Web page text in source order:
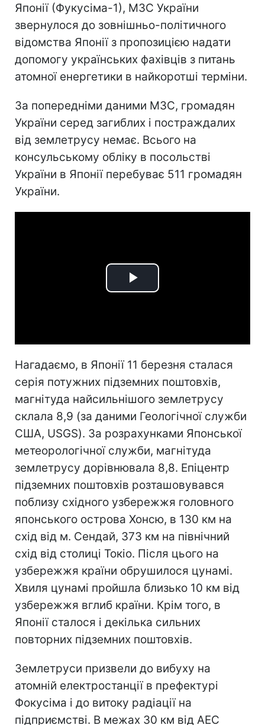
Японії (Фукусіма-1), МЗС України
звернулося до зовнішньо-політичного
відомства Японії з пропозицією надати
допомогу українських фахівців з питань
атомної енергетики в найкоротші терміни.
За попередніми даними МЗС, громадян
України серед загиблих і постраждалих
від землетрусу немає. Всього на
консульському обліку в посольстві
України в Японії перебуває 511 громадян
України.
Play
Нагадаємо, в Японії 11 березня сталася
серія потужних підземних поштовхів,
магнітуда найсильнішого землетрусу
склала 8,9 (за даними Геологічної служби
США, USGS). За розрахунками Японської
метеорологічної служби, магнітуда
землетрусу дорівнювала 8,8. Епіцентр
підземних поштовхів розташовувався
поблизу східного узбережжя головного
японського острова Хонсю, в 130 км на
схід від м. Сендай, 373 км на північний
схід від столиці Токіо. Після цього на
узбережжя країни обрушилося цунамі.
Хвиля цунамі пройшла близько 10 км від
узбережжя вглиб країни. Крім того, в
Японії сталося і декілька сильних
повторних підземних поштовхів.
Землетруси призвели до вибуху на
атомній електростанції в префектурі
Фокусіма і до витоку радіації на
підприємстві. В межах 30 км від АЕС